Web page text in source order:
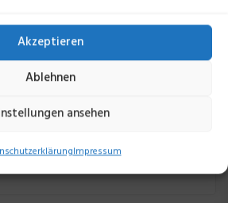
Akzeptieren
Ablehnen
ansehen
Impressum